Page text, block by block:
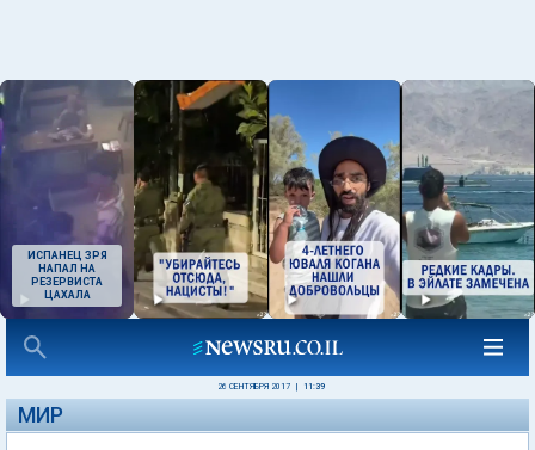
ИСПАНЕЦ ЗРЯ
НАПАЛ НА
РЕЗЕРВИСТА
ЦАХАЛА
26 СЕНТЯБРЯ 2017 11:39
МИР